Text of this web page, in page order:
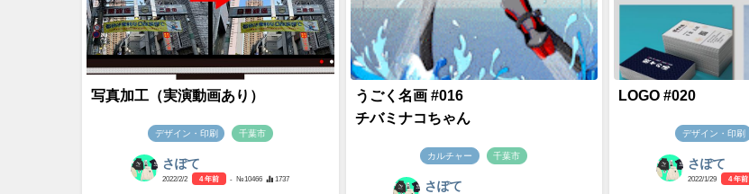
写真加工（実演動画あり）
デザイン・印刷 千葉市
さぽて
2022/2/2 4 年前 - №10466 1737
うごく名画 #016
チバミナコちゃん
カルチャー 千葉市
さぽて
LOGO #020
デザイン・印刷
さぽて
2022/1/29 4 年前